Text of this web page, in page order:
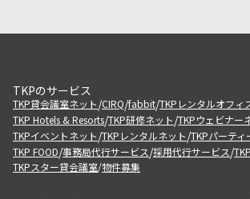
TKPのサービス
TKP貸会議室ネット/CIRQ/fabbit/TKPレンタルオフィ
TKP Hotels & Resorts/TKP研修ネット/TKPウェビナー
TKPイベントネット/TKPレンタルネット/TKPパーティ
TKP FOOD/事務局代行サービス/採用代行サービス/
TKPスター貸会議室/物件募集